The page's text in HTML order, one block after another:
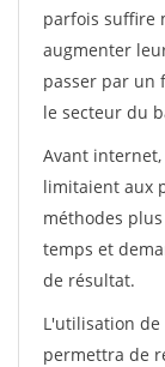
parfois suffire
augmenter
passer par un
le secteur du
Avant
limitaient aux
méthodes
temps et
de résultat.
L'utilisation de
permettra de